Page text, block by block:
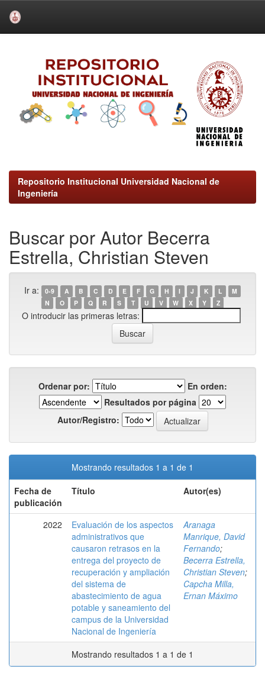
Repositorio Institucional Universidad Nacional de
Ingeniería
Buscar por Autor Becerra
Estrella, Christian Steven
Ir a: 0-9 A B C D E F G H I J K L
M
N
O P Q R S T U V W X Y Z
O introducir las primeras letras:
Ordenar por:
En orden:
Resultados por página
Autor/Registro:
Mostrando resultados 1 a 1 de 1
Fecha de
publicación
Título Autor(es)
2022
Evaluación de los aspectos
administrativos que
causaron retrasos en la
entrega del proyecto de
recuperación y ampliación
del sistema de
abastecimiento de agua
potable y saneamiento del
campus de la Universidad
Nacional de Ingeniería
Aranaga
Manrique, David
Fernando;
Becerra Estrella,
Christian Steven;
Capcha Milla,
Ernan Máximo
Mostrando resultados 1 a 1 de 1